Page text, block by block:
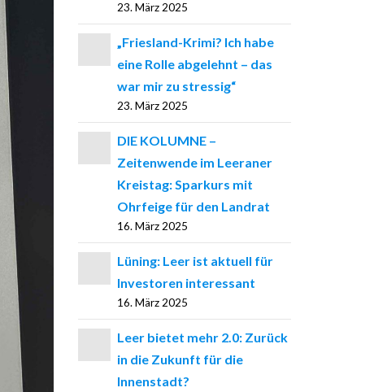
23. März 2025
„Friesland-Krimi? Ich habe
eine Rolle abgelehnt – das
war mir zu stressig“
23. März 2025
DIE KOLUMNE –
Zeitenwende im Leeraner
Kreistag: Sparkurs mit
Ohrfeige für den Landrat
16. März 2025
Lüning: Leer ist aktuell für
Investoren interessant
16. März 2025
Leer bietet mehr 2.0: Zurück
in die Zukunft für die
Innenstadt?